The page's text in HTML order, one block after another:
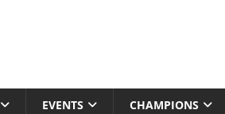
EVENTS CHAMPIONS